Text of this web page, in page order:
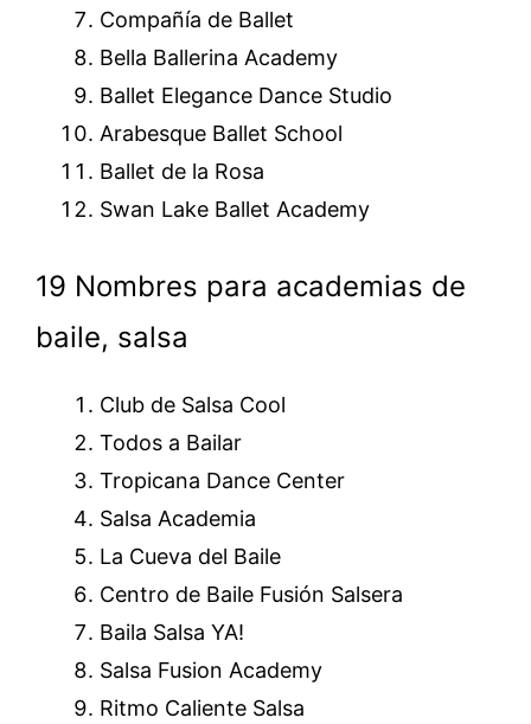
Compañía de Ballet
Bella Ballerina Academy
Ballet Elegance Dance Studio
Arabesque Ballet School
Ballet de la Rosa
Swan Lake Ballet Academy
19 Nombres para academias de
baile, salsa
Club de Salsa Cool
Todos a Bailar
Tropicana Dance Center
Salsa Academia
La Cueva del Baile
Centro de Baile Fusión Salsera
Baila Salsa YA!
Salsa Fusion Academy
Ritmo Caliente Salsa